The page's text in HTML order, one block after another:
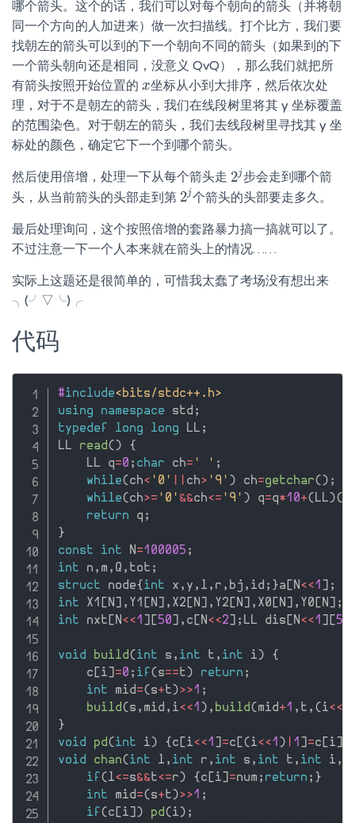
哪个箭头。这个的话，我们可以对每个朝向的箭头（并将朝
同一个方向的人加进来）做一次扫描线。打个比方，我们要
找朝左的箭头可以到的下一个朝向不同的箭头（如果到的下
一个箭头朝向还是相同，没意义 QvQ），那么我们就把所
有箭头按照开始位置的 x
x坐标从小到大排序，然后依次处
理，对于不是朝左的箭头，我们在线段树里将其 y 坐标覆盖
的范围染色。对于朝左的箭头，我们去线段树里寻找其 y 坐
标处的颜色，确定它下一个到哪个箭头。
然后使用倍增，处理一下从每个箭头走 2j
2j步会走到哪个箭
头，从当前箭头的头部走到第 2j
2j个箭头的头部要走多久。
最后处理询问，这个按照倍增的套路暴力搞一搞就可以了。
不过注意一下一个人本来就在箭头上的情况……
实际上这题还是很简单的，可惜我太蠢了考场没有想出来
╮(╯▽╰)╭
代码
#include<bits/stdc++.h>
using
namespace std ;
typedef
long long LL ;
LL read ( )
{
    LL q
=0 ; char ch= ' ' ;
while( ch< '0' ch> '9' ) ch=getchar( ) ;
while( ch>= '0' &&ch<= '9' ) q=q*10+( LL )(
return q ;
}
const
int N =100005 ;
int n , m , Q , tot ;
struct node{ int x , y , l , r , bj , id ; }a N <<1
;
int X1 N , Y1 N , X2 N , Y2 N , X0 N , Y0 N ;
int nxt N <<1 50 , c N <<2 ; LL dis N <<1 50
void build ( int s , int t , int i )
{
    c
i =0 ; if ( s==t ) return ;
int mid =( s+t )>>1 ;
build ( s , mid , i<<1 ) , build ( mid +1 , t , ( i<<
}
void
pd ( int i ) { c i<<1 =c ( i<<1 ) 1 =c i
void
chan( int l , int r , int s , int t , int i ,
if ( l<=s&&t<=r ) { c i =num ; return ; }
int mid =( s+t )>>1 ;
if ( c i ) pd ( i ) ;